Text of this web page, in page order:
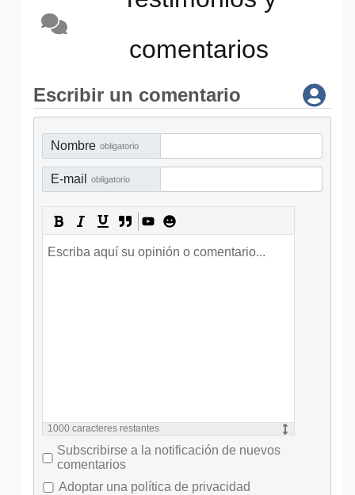
comentarios
Escribir un comentario
Nombre obligatorio
E-mail obligatorio
1000 caracteres restantes
Subscribirse a la notificación de nuevos
comentarios
Adoptar una política de privacidad